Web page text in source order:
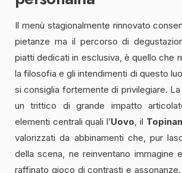
Il menù stagionalmente rinnovato
pietanze ma il percorso di
piatti dedicati in esclusiva, è quello che
la filosofia e gli intendimenti di questo
si consiglia fortemente di privilegiare.
un trittico di grande impatto
elementi centrali quali l’Uovo, il
valorizzati da abbinamenti che, pur
della scena, ne reinventano immagine
raffinato gioco di contrasti e